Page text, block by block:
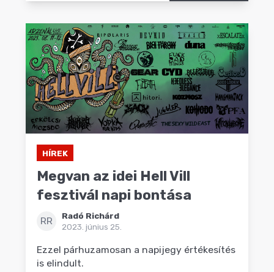
HÍREK
Megvan az idei Hell Vill
fesztivál napi bontása
RR
Radó Richárd
2023. június 25.
Ezzel párhuzamosan a napijegy értékesítés
is elindult.